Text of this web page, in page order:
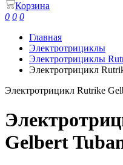
Корзина
0 0 0
Главная
Электротрициклы
Электротрициклы
Электротрицикл
Электротрицикл Rutrike
Gelbert